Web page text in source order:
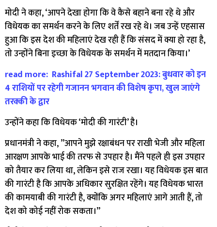
मोदी ने कहा, ‘आपने देखा होगा कि वे कैसे बहाने बना रहे थे और
विधेयक का समर्थन करने के लिए शर्तें रख रहे थे। जब उन्हें एहसास
हुआ कि इस देश की महिलाएं देख रही हैं कि संसद में क्या हो रहा है,
तो उन्होंने बिना इच्छा के विधेयक के समर्थन में मतदान किया।’
read more: Rashifal 27 September 2023: बुधवार को इन
4 राशियों पर रहेगी गजानन भगवान की विशेष कृपा, खुल जाएंगे
तरक्की के द्वार
उन्होंने कहा कि विधेयक ‘मोदी की गारंटी’ है।
प्रधानमंत्री ने कहा, ”आपने मुझे रक्षाबंधन पर राखी भेजी और महिला
आरक्षण आपके भाई की तरफ से उपहार है। मैंने पहले ही इस उपहार
को तैयार कर लिया था, लेकिन इसे राज रखा। यह विधेयक इस बात
की गारंटी है कि आपके अधिकार सुरक्षित रहेंगे। यह विधेयक भारत
की कामयाबी की गारंटी है, क्योंकि अगर महिलाएं आगे आती हैं, तो
देश को कोई नहीं रोक सकता।”